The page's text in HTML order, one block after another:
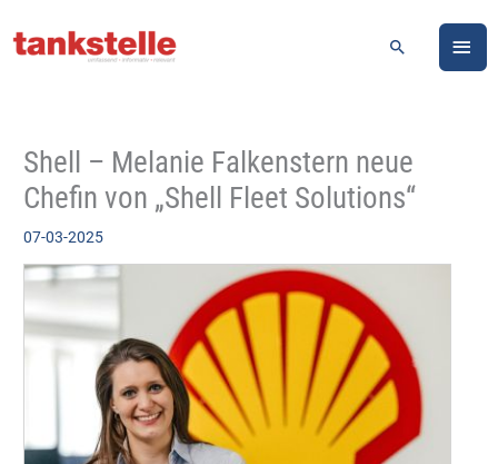
Inhalt
Suchen
Shell – Melanie Falkenstern neue
Chefin von „Shell Fleet Solutions“
07-03-2025